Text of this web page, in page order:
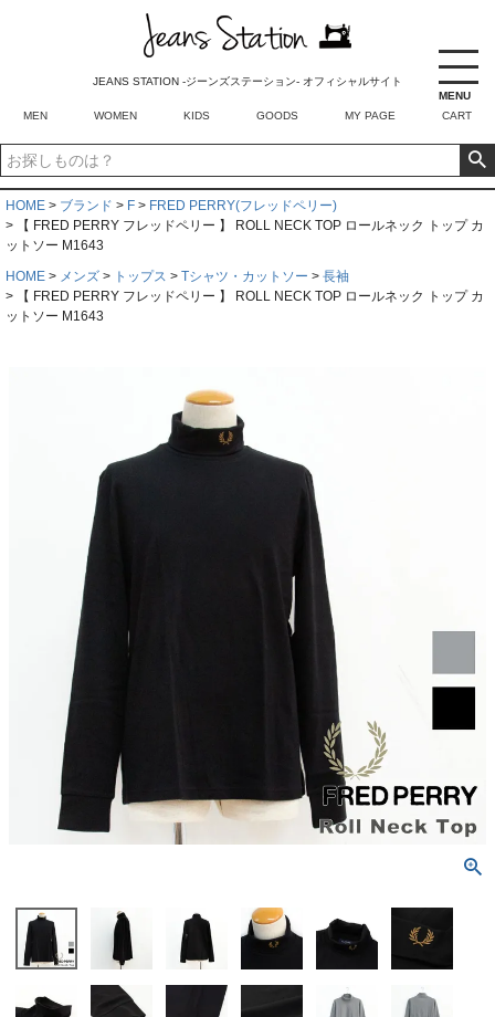
MENU
JEANS STATION -ジーンズステーション- オフィシャルサイト
MEN WOMEN KIDS GOODS MY PAGE CART
HOME ブランド F
FRED PERRY(フレッドペリー)
【 FRED PERRY フレッドペリー 】 ROLL NECK TOP ロールネック トップ カ
ットソー M1643
HOME
メンズ トップス Tシャツ・カットソー
長袖
【 FRED PERRY フレッドペリー 】 ROLL NECK TOP ロールネック トップ カ
ットソー M1643